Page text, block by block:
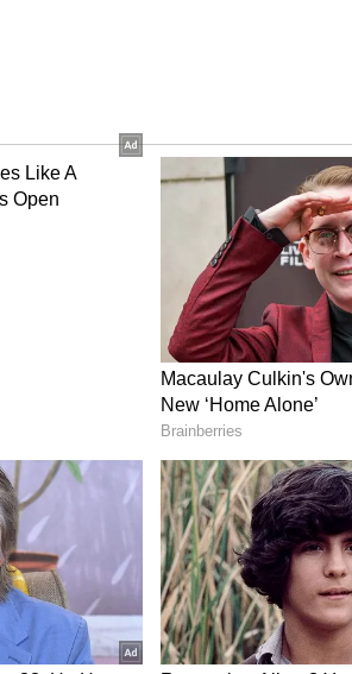
இந்த புதிய வாரத்தில்
வாகனம் அல்லது சொத்து
இருக்கும். இந்த வாரம்
நண்பர்களிடமிருந்து சில
சூழல் நிலவும்.